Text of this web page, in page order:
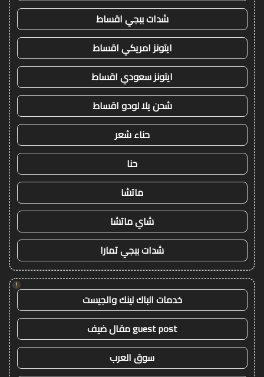
شدات ببجي اقساط
ايتونز امريكي اقساط
ايتونز سعودي اقساط
شحن يلا لودو اقساط
حناء شعر
حنا
ماتشا
شاي ماتشا
شدات ببجي تمارا
!
خدمات الباك لينك والجيست
guest post مقال ضيف
سوق العرب